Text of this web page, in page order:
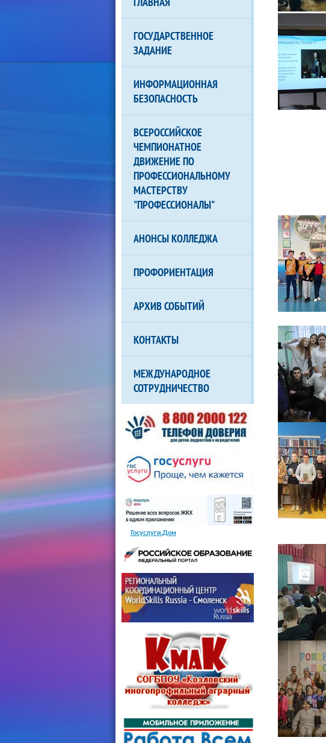
ГОСУДАРСТВЕННОЕ
ЗАДАНИЕ
ИНФОРМАЦИОННАЯ
БЕЗОПАСНОСТЬ
ВСЕРОССИЙСКОЕ
ЧЕМПИОНАТНОЕ
ДВИЖЕНИЕ ПО
ПРОФЕССИОНАЛЬНОМУ
МАСТЕРСТВУ
"ПРОФЕССИОНАЛЫ"
АНОНСЫ КОЛЛЕДЖА
ПРОФОРИЕНТАЦИЯ
АРХИВ СОБЫТИЙ
КОНТАКТЫ
МЕЖДУНАРОДНОЕ
СОТРУДНИЧЕСТВО
Госуслуги.Дом